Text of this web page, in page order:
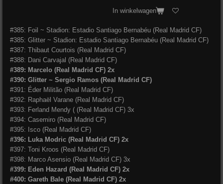
In winkelwagen
#385: Foil ~ Stadion: Estadio Santiago Bernabéu (Real Madrid CF)
#385: Glitter ~ Stadion: Estadio Santiago Bernabéu (Real Madrid CF)
#387: Thibaut Courtois (Real Madrid CF)
#388: Dani Carvajal (Real Madrid CF)
#389: Marcelo (Real Madrid CF) 2x
#390: Glitter ~ Sergio Ramos (Real Madrid CF)
#391: Éder Militão (Real Madrid CF)
#392: Raphaël Varane (Real Madrid CF)
#393: Ferland Mendy ( (Real Madrid CF) 3x
#394: Casemiro (Real Madrid CF)
#395: Isco (Real Madrid CF)
#396: Luka Modric (Real Madrid CF) 2x
#397: Toni Kroos (Real Madrid CF)
#398: Marco Asensio (Real Madrid CF) 3x
#399: Eden Hazard (Real Madrid CF) 2x
#400: Gareth Bale (Real Madrid CF) 2x